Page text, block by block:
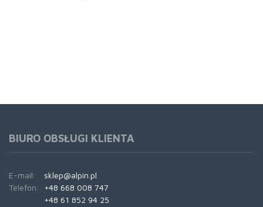
BIURO OBSŁUGI KLIENTA
E-mail:
sklep@alpin.pl
Telefon:
+48 668 008 747
+48 61 852 94 25